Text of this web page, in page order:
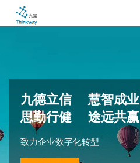
九德立信 慧智成业
思勤行健 途远共赢
致力企业数字化转型